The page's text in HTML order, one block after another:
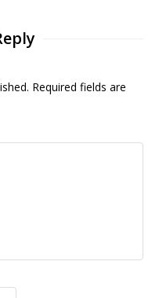
Required fields are